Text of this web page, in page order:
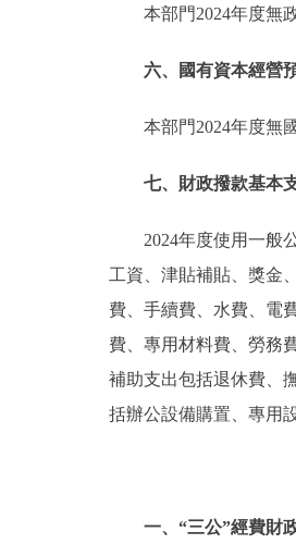
本部門2024年度無
六、國有資本經營
本部門2024年度無
七、財政撥款基本
2024年度使用一般
工資、津貼補貼、獎金
費、手續費、水費、電
費、專用材料費、勞務
補助支出包括退休費、
括辦公設備購置、專用
一、“三公”經費財